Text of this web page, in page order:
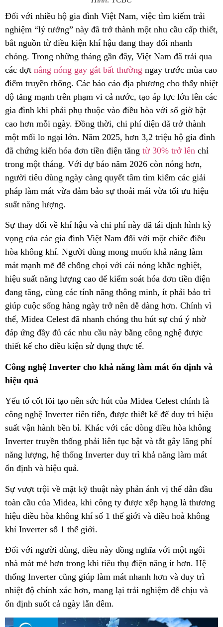
Đối với nhiều hộ gia đình Việt Nam, việc tìm kiếm trải
nghiệm “lý tưởng” này đã trở thành một nhu cầu cấp thiết,
bắt nguồn từ điều kiện khí hậu đang thay đổi nhanh
chóng. Trong những tháng gần đây, Việt Nam đã trải qua
các đợt nắng nóng gay gắt bất thường ngay trước mùa cao
điểm truyền thống. Các báo cáo địa phương cho thấy nhiệt
độ tăng mạnh trên phạm vi cả nước, tạo áp lực lớn lên các
gia đình khi phải phụ thuộc vào điều hòa với số giờ bật
cao hơn mỗi ngày. Đồng thời, chi phí điện đã trở thành
một mối lo ngại lớn. Năm 2025, hơn 3,2 triệu hộ gia đình
đã chứng kiến hóa đơn tiền điện tăng từ 30% trở lên chỉ
trong một tháng. Với dự báo năm 2026 còn nóng hơn,
người tiêu dùng ngày càng quyết tâm tìm kiếm các giải
pháp làm mát vừa đảm bảo sự thoải mái vừa tối ưu hiệu
suất năng lượng.
Sự thay đổi về khí hậu và chi phí này đã tái định hình kỳ
vọng của các gia đình Việt Nam đối với một chiếc điều
hòa không khí. Người dùng mong muốn khả năng làm
mát mạnh mẽ để chống chọi với cái nóng khắc nghiệt,
hiệu suất năng lượng cao để kiểm soát hóa đơn tiền điện
đang tăng, cùng các tính năng thông minh, ít phải bảo trì
giúp cuộc sống hàng ngày trở nên dễ dàng hơn. Chính vì
thế, Midea Celest đã nhanh chóng thu hút sự chú ý nhờ
đáp ứng đầy đủ các nhu cầu này bằng công nghệ được
thiết kế cho điều kiện sử dụng thực tế.
Công nghệ Inverter cho khả năng làm mát ổn định và
hiệu quả
Yếu tố cốt lõi tạo nên sức hút của Midea Celest chính là
công nghệ Inverter tiên tiến, được thiết kế để duy trì hiệu
suất vận hành bền bỉ. Khác với các dòng điều hòa không
Inverter truyền thống phải liên tục bật và tắt gây lãng phí
năng lượng, hệ thống Inverter duy trì khả năng làm mát
ổn định và hiệu quả.
Sự vượt trội về mặt kỹ thuật này phản ánh vị thế dẫn đầu
toàn cầu của Midea, khi công ty được xếp hạng là thương
hiệu điều hòa không khí số 1 thế giới và điều hoà không
khí Inverter số 1 thế giới.
Đối với người dùng, điều này đồng nghĩa với một ngôi
nhà mát mẻ hơn trong khi tiêu thụ điện năng ít hơn. Hệ
thống Inverter cũng giúp làm mát nhanh hơn và duy trì
nhiệt độ chính xác hơn, mang lại trải nghiệm dễ chịu và
ổn định suốt cả ngày lẫn đêm.